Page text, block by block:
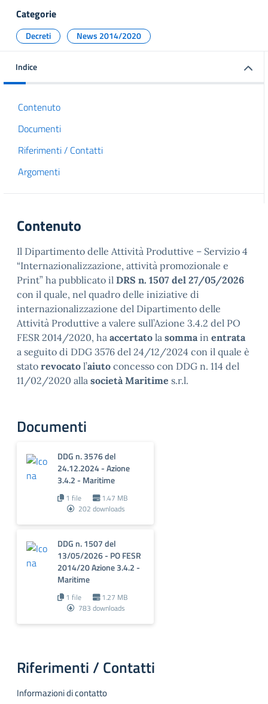
Categorie
Decreti News 2014/2020
Indice
Contenuto
Documenti
Riferimenti / Contatti
Argomenti
Contenuto
Il Dipartimento delle Attività Produttive – Servizio 4
“Internazionalizzazione, attività promozionale e
Print” ha pubblicato il DRS n. 1507 del 27/05/2026
con il quale, nel quadro delle iniziative di
internazionalizzazione del Dipartimento delle
Attività Produttive a valere sull’Azione 3.4.2 del PO
FESR 2014/2020, ha accertato la sommain entrata
a seguito di DDG 3576 del 24/12/2024 con il quale è
stato revocato l’aiuto concesso con DDG n. 114 del
11/02/2020 alla società Maritime s.r.l.
Documenti
DDG n. 3576 del
24.12.2024 - Azione
3.4.2 - Maritime
1 file
1.47 MB
202 downloads
DDG n. 1507 del
13/05/2026 - PO FESR
2014/20 Azione 3.4.2 -
Maritime
1 file
1.27 MB
783 downloads
Riferimenti / Contatti
Informazioni di contatto